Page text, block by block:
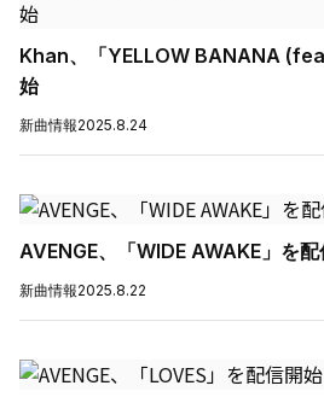
Khan、「YELLOW BANANA
始
新曲情報2025.8.24
AVENGE、「WIDE AWAKE」を
新曲情報2025.8.22